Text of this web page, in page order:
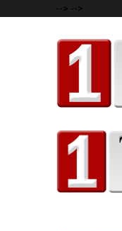
--> -->